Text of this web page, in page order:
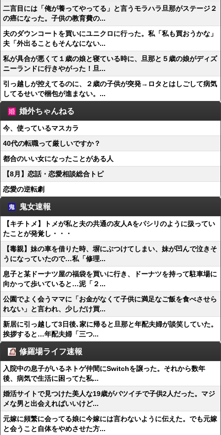
二言目には「俺が養ってやってる」と言うモラハラ旦那がステージ２
の癌になった。子供の教育費の...
夫のダウンコートを買いにユニクロに行った。私「私も買おうかな」
夫「外出ることもそんなにない...
私が具合が悪くて１歳の娘と寝ている時に、旦那と５歳の娘がディズ
ニーランドに行きやがった！旦...
引っ越しが控えてるのに、２歳の子供が突発→ロタとはしごして病気
してるせいで梱包が進まない。...
婚外ちゃんねる
今、使っているマスカラ
40代の転職って厳しいですか？
都合のいい女になったことがある人
【8月】恋話・恋愛相談総合トピ
恋愛の逆転劇
鬼女速報
【キチトメ】トメが私と夫の共通の友人Aをパシリのように扱ってい
たことが発覚し・・・
【毒親】妹の車を借りた時、塀にぶつけてしまい、妹が凹んで泣きそ
うになっていたので…私「修理...
息子と某ドーナツ屋の福袋を買いに行き、ドーナツを持って駐車場に
向かって歩いていると…泥「２...
公園でよく会うママに「お金がなくて子供に満足なご飯を食べさせら
れない」と言われ、少しだけ買...
新居に引っ越して3日後､家に帰ると旦那と年配夫婦が談笑していた。
挨拶すると…年配夫婦「三つ...
修羅場ライフ速報
入院中の息子がいるネトゲ仲間にSwitchを譲った。それから数年
後、病気で生活に困ってた私...
婚活サイトで見つけた美人な19歳がバツイチで子供2人だった。マジ
メな男と出会えればいいけど...
元嫁に頻繁に会ってる娘に今嫁には言わないように伝えた。でも元嫁
と会うこと自体をやめさせた方...